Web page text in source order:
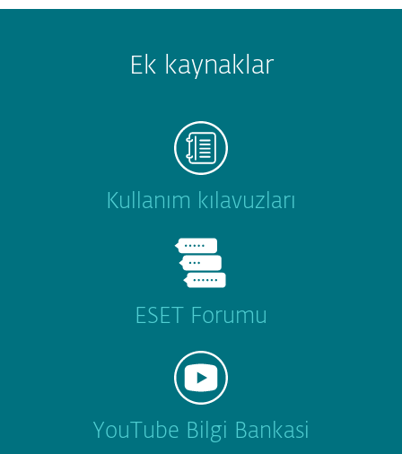
Ek kaynaklar
Kullanım kılavuzları
ESET Forumu
YouTube Bilgi Bankasi